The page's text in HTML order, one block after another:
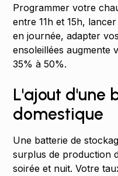
Programmer votre
entre 11h et 15h,
en journée, adapter
ensoleillées augmente
35% à 50%.
L'ajout d'une
domestique
Une batterie de
surplus de production
soirée et nuit. Votre